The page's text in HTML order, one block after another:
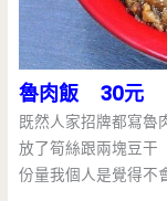
魯肉飯 30元
既然人家招牌都寫魯
放了筍絲跟兩塊豆干
份量我個人是覺得不